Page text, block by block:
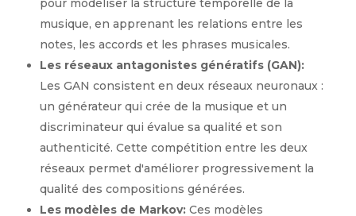
pour modéliser la structure temporelle de la
musique, en apprenant les relations entre les
notes, les accords et les phrases musicales.
Les réseaux antagonistes génératifs (GAN):
Les GAN consistent en deux réseaux neuronaux :
un générateur qui crée de la musique et un
discriminateur qui évalue sa qualité et son
authenticité. Cette compétition entre les deux
réseaux permet d'améliorer progressivement la
qualité des compositions générées.
Les modèles de Markov:Ces modèles